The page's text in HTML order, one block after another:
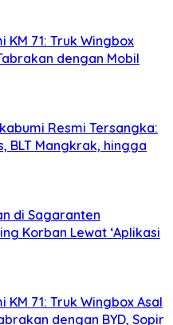
KM 71: Truk Wingbox
dengan Mobil
Resmi Tersangka:
BLT Mangkrak, hingga
di Sagaranten
Korban Lewat ‘Aplikasi
KM 71: Truk Wingbox Asal
dengan BYD, Sopir